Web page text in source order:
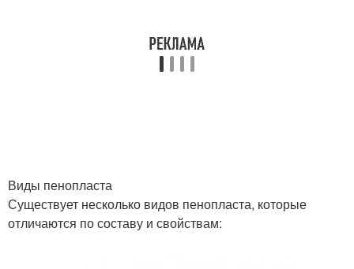
Виды пенопласта
Существует несколько видов пенопласта, которые
отличаются по составу и свойствам: